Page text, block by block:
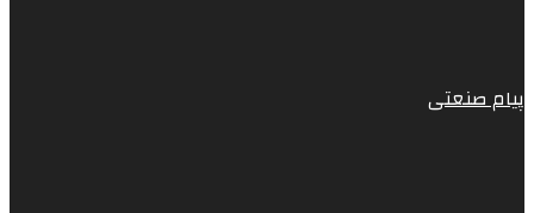
پیام صنعتی